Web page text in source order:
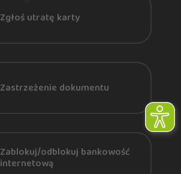
Zgłoś utratę karty
Zastrzeżenie dokumentu
Zablokuj/odblokuj bankowość
internetową